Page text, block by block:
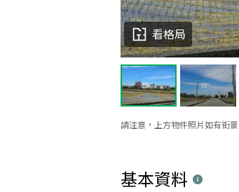
請注意，上方物件照片如有街
看格局
基本資料